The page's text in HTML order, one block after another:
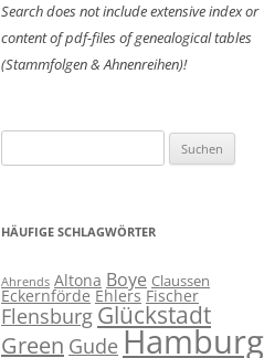
Search does not include extensive index or
content ofpdf-files of genealogical tables
(Stammfolgen & Ahnenreihen)!
nach:
HÄUFIGE SCHLAGWÖRTER
Ahrends Altona Boye Claussen
Eckernförde Ehlers Fischer
Flensburg Glückstadt
Green Gude Hamburg